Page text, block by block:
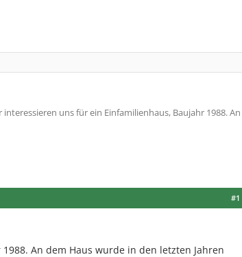
uns für ein Einfamilienhaus, Baujahr 1988. An
#1
An dem Haus wurde in den letzten Jahren